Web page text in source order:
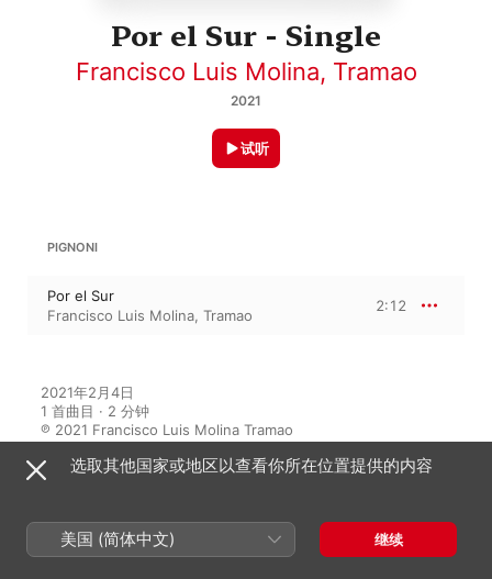
Por el Sur - Single
Francisco Luis Molina, Tramao
2021
试听
PIGNONI
Por el Sur
Francisco Luis Molina, Tramao
2:12
2021年2月4日
1 首曲目 · 2 分钟
℗ 2021 Francisco Luis Molina Tramao
选取其他国家或地区以查看你所在位置提供的内容
美国 (简体中文) 继续